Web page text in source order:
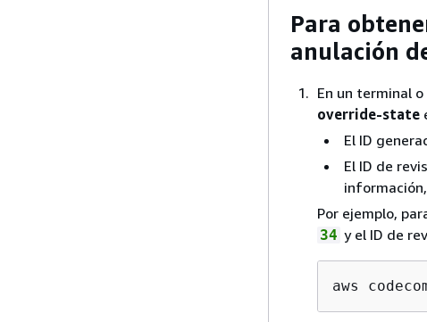
Para
anulación
En un terminal
override-state
El ID
El ID de
Por ejemplo,
34 y el ID de
aws